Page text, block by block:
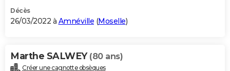
BONS PLANS
Carte de Noël
Carte Bonne année
Carte Saint-Valentin
Carte Pâques
Carte d'anniversaire
DICTIONNAIRE
Décès
26/03/2022 à Amnéville (Moselle)
Marthe SALWEY (80 ans)
Créer une cagnotte obsèques